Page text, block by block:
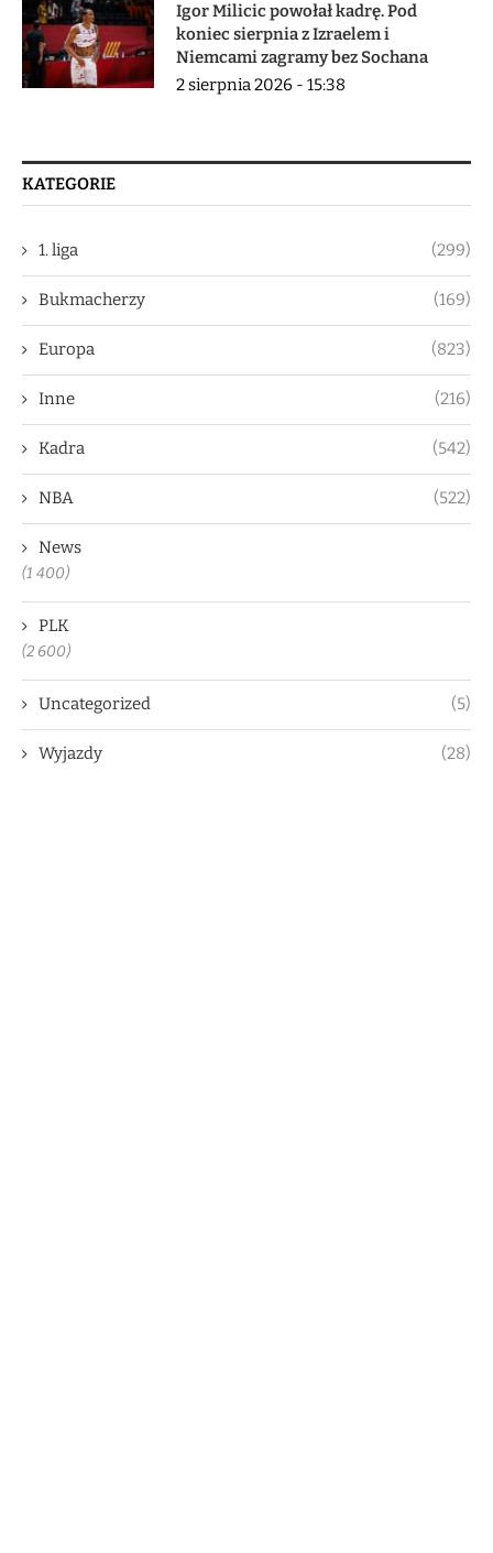
Igor Milicic powołał kadrę. Pod
koniec sierpnia z Izraelem i
Niemcami zagramy bez Sochana
2 sierpnia 2026 - 15:38
KATEGORIE
1. liga (299)
Bukmacherzy (169)
Europa (823)
Inne (216)
Kadra (542)
NBA (522)
News
(1 400)
PLK
(2 600)
Uncategorized (5)
Wyjazdy (28)